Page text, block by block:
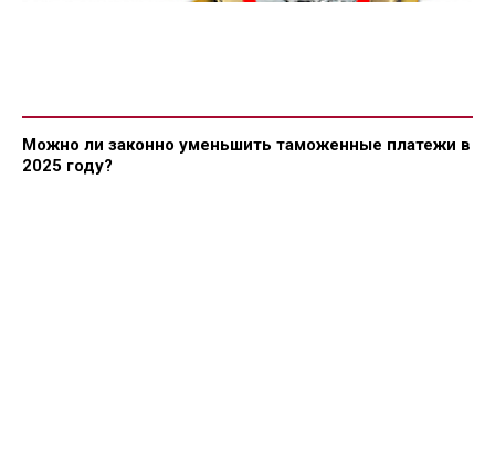
Можно ли законно уменьшить таможенные платежи в
2025 году?